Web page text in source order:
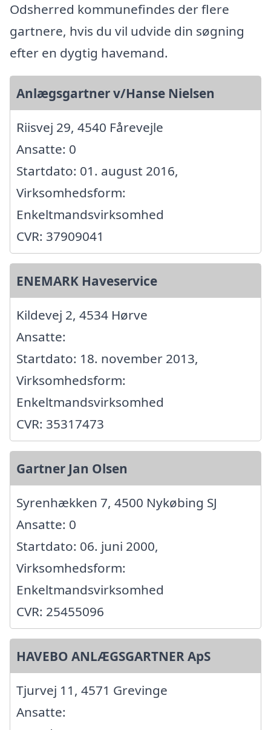
Odsherred kommunefindes der flere
gartnere, hvis du vil udvide din søgning
efter en dygtig havemand.
Anlægsgartner v/Hanse Nielsen
Riisvej 29, 4540 Fårevejle
Ansatte: 0
Startdato: 01. august 2016,
Virksomhedsform:
Enkeltmandsvirksomhed
CVR: 37909041
ENEMARK Haveservice
Kildevej 2, 4534 Hørve
Ansatte:
Startdato: 18. november 2013,
Virksomhedsform:
Enkeltmandsvirksomhed
CVR: 35317473
Gartner Jan Olsen
Syrenhækken 7, 4500 Nykøbing SJ
Ansatte: 0
Startdato: 06. juni 2000,
Virksomhedsform:
Enkeltmandsvirksomhed
CVR: 25455096
HAVEBO ANLÆGSGARTNER ApS
Tjurvej 11, 4571 Grevinge
Ansatte: